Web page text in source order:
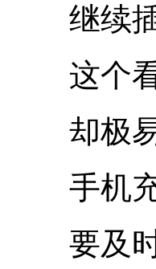
继续插
这个看
却极易
手机充
要及时